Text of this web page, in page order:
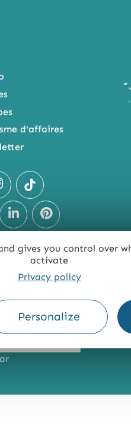
gives you control over
activate
Privacy policy
Personalize
d'affaires
: NON CONFORME